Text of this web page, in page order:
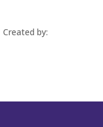
by: